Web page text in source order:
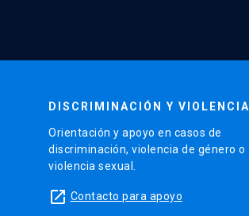
DISCRIMINACIÓN Y VIOLENCIA
Orientación y apoyo en casos de
discriminación, violencia de género o
violencia sexual.
launch Contacto para apoyo